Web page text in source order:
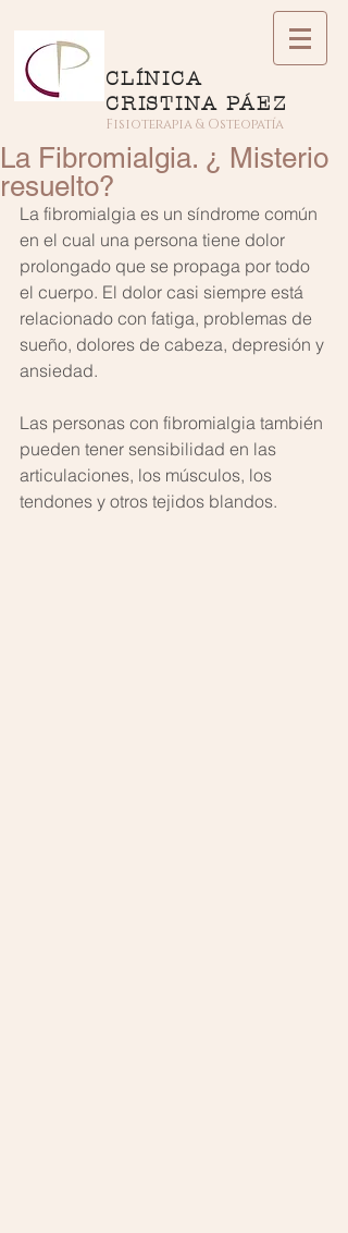
CLÍNICA
CRISTINA PÁEZ
Fisioterapia & Osteopatía
La Fibromialgia. ¿ Misterio
resuelto?
La fibromialgia es un síndrome común
en el cual una persona tiene dolor
prolongado que se propaga por todo
el cuerpo. El dolor casi siempre está
relacionado con fatiga, problemas de
sueño, dolores de cabeza, depresión y
ansiedad.
Las personas con fibromialgia también
pueden tener sensibilidad en las
articulaciones, los músculos, los
tendones y otros tejidos blandos.